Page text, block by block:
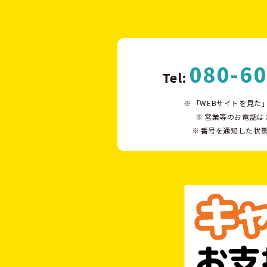
Tel: 080-
「WEBサイトを見
営業等のお電話
番号を通知した状